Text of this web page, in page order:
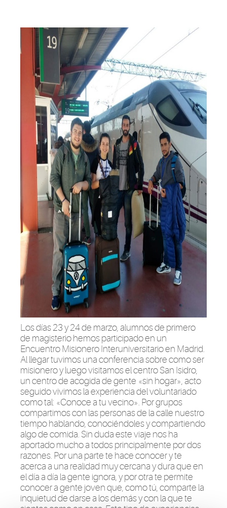
Los días 23 y 24 de marzo, alumnos de primero
de magisterio hemos participado en un
Encuentro Misionero Interuniversitario en Madrid.
Al llegar tuvimos una conferencia sobre como ser
misionero y luego visitamos el centro San Isidro,
un centro de acogida de gente «sin hogar», acto
seguido vivimos la experiencia del voluntariado
como tal: «Conoce a tu vecino». Por grupos
compartimos con las personas de la calle nuestro
tiempo hablando, conociéndoles y compartiendo
algo de comida. Sin duda este viaje nos ha
aportado mucho a todos principalmente por dos
razones. Por una parte te hace conocer y te
acerca a una realidad muy cercana y dura que en
el día a día la gente ignora, y por otra te permite
conocer a gente joven que, como tú, comparte la
inquietud de darse a los demás y con la que te